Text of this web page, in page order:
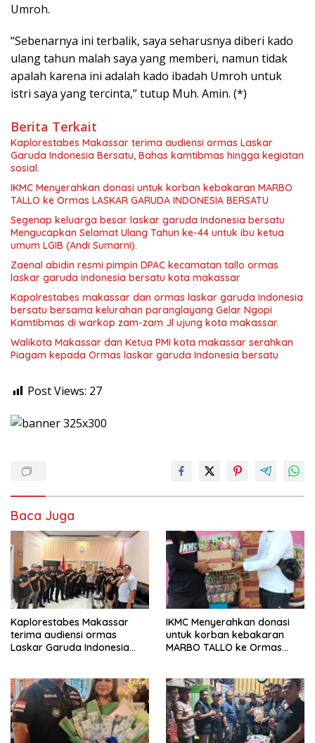
Umroh.
“Sebenarnya ini terbalik, saya seharusnya diberi kado
ulang tahun malah saya yang memberi, namun tidak
apalah karena ini adalah kado ibadah Umroh untuk
istri saya yang tercinta,” tutup Muh. Amin. (*)
Berita Terkait
Kaplorestabes Makassar terima audiensi ormas Laskar
Garuda Indonesia Bersatu, Bahas kamtibmas hingga kegiatan
sosial.
IKMC Menyerahkan donasi untuk korban kebakaran MARBO
TALLO ke Ormas LASKAR GARUDA INDONESIA BERSATU
Segenap keluarga besar laskar garuda Indonesia bersatu
Mengucapkan Selamat Ulang Tahun ke-44 untuk ibu ketua
umum LGIB (Andi Sumarni).
Zaenal abidin resmi pimpin DPAC kecamatan tallo ormas
laskar garuda indonesia bersatu kota makassar
Kapolrestabes makassar dan ormas laskar garuda Indonesia
bersatu bersama kelurahan paranglayang Gelar Ngopi
Kamtibmas di warkop zam-zam Jl ujung kota makassar.
Walikota Makassar dan Ketua PMI kota makassar serahkan
Piagam kepada Ormas laskar garuda Indonesia bersatu
Post Views: 27
Baca Juga
Kaplorestabes Makassar
terima audiensi ormas
Laskar Garuda Indonesia
IKMC Menyerahkan donasi
untuk korban kebakaran
MARBO TALLO ke Ormas